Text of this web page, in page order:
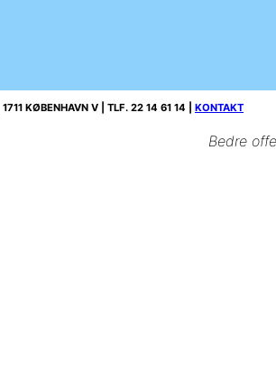
KØBENHAVN V | TLF. 22 14 61 14 | KONTAKT
Bedre